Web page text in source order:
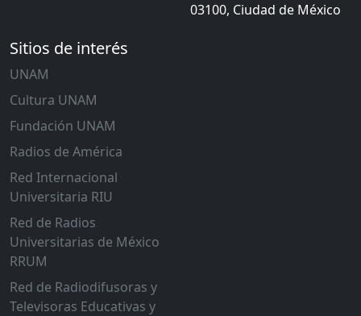
03100, Ciudad de México
Sitios de interés
UNAM
Cultura UNAM
Fundación UNAM
Radios de América
Red Internacional
Universitaria RIU
Red de Radios
Universitarias de México
RRUM
Red de Radiodifusoras y
Televisoras Educativas y